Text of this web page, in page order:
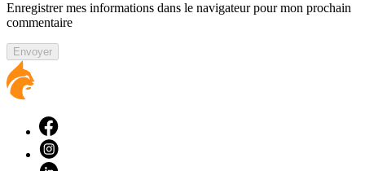
Enregistrer mes informations dans le navigateur pour mon prochain
commentaire
Envoyer